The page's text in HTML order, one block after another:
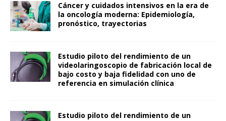
Cáncer y cuidados intensivos en la era de
la oncología moderna: Epidemiología,
pronóstico, trayectorias
Estudio piloto del rendimiento de un
videolaringoscopio de fabricación local de
bajo costo y baja fidelidad con uno de
referencia en simulación clínica
Estudio piloto del rendimiento de un